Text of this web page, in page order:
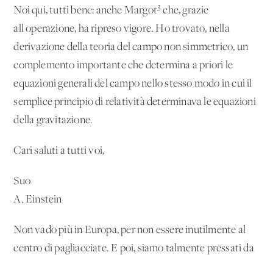
Noi qui, tutti bene: anche Margot3 che, grazie
all'operazione, ha ripreso vigore. Ho trovato, nella
derivazione della teoria del campo non simmetrico, un
complemento importante che determina a priori le
equazioni generali del campo nello stesso modo in cui il
semplice principio di relatività determinava le equazioni
della gravitazione.
Cari saluti a tutti voi,
Suo
A. Einstein
Non vado più in Europa, per non essere inutilmente al
centro di pagliacciate. E poi, siamo talmente pressati da